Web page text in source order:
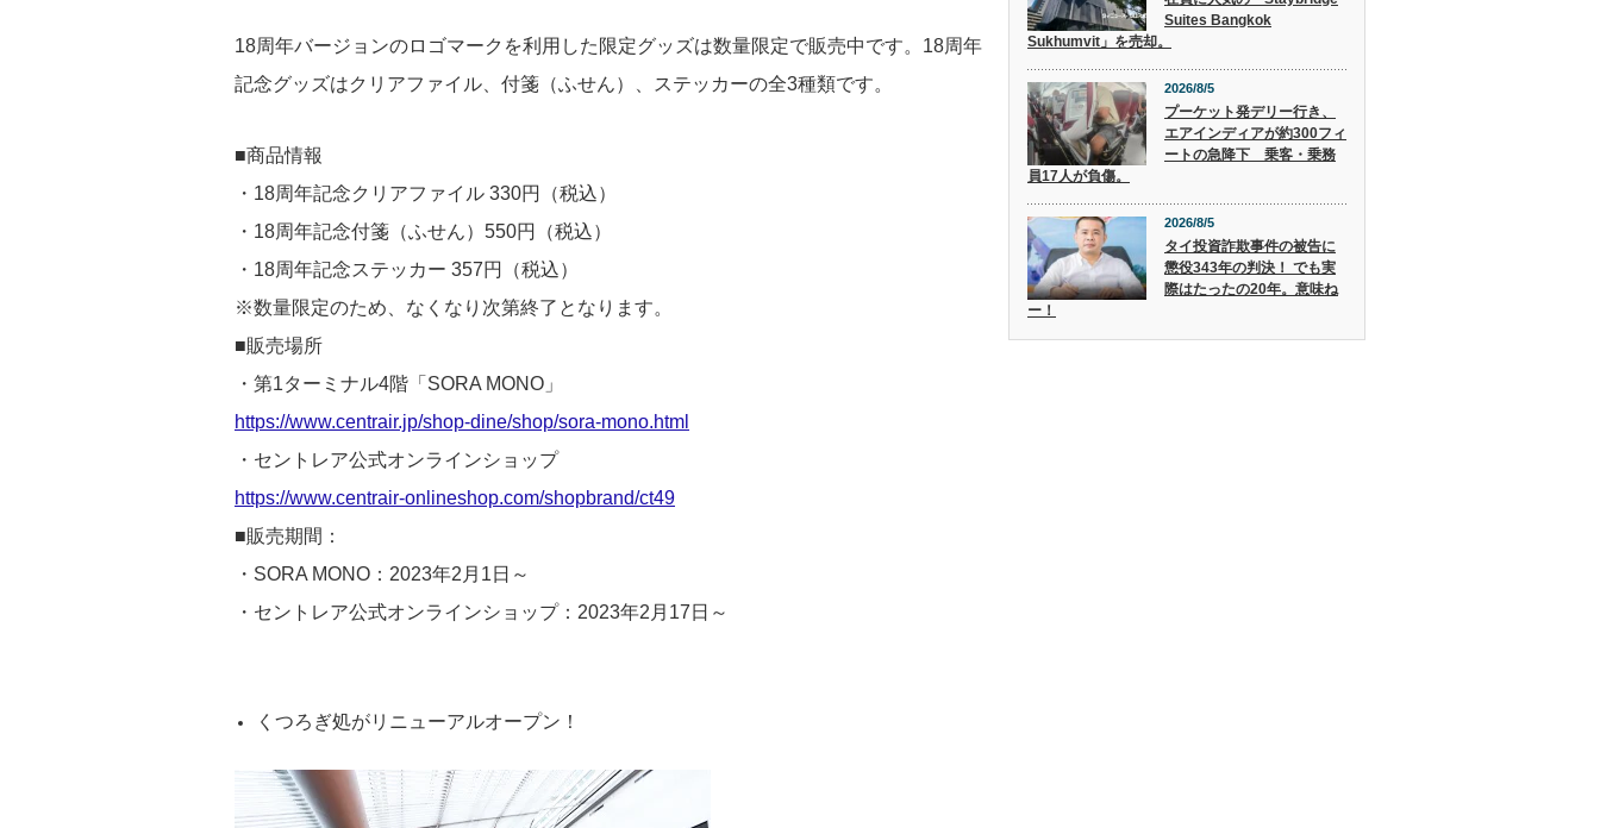
18周年バージョンのロゴマークを利用した限定グッズは数量限定で販売中です。18周年
記念グッズはクリアファイル、付箋（ふせん）、ステッカーの全3種類です。
■商品情報
・18周年記念クリアファイル 330円（税込）
・18周年記念付箋（ふせん）550円（税込）
・18周年記念ステッカー 357円（税込）
※数量限定のため、なくなり次第終了となります。
■販売場所
・第1ターミナル4階「SORA MONO」
https://www.centrair.jp/shop-dine/shop/sora-mono.html
・セントレア公式オンラインショップ
https://www.centrair-onlineshop.com/shopbrand/ct49
■販売期間：
・SORA MONO：2023年2月1日～
・セントレア公式オンラインショップ：2023年2月17日～
​くつろぎ処がリニューアルオープン！
Suites Bangkok
Sukhumvit」を売却。
2026/8/5
プーケット発デリー行き、
エアインディアが約300フィ
ートの急降下 乗客・乗務
員17人が負傷。
2026/8/5
タイ投資詐欺事件の被告に
懲役343年の判決！ でも実
際はたったの20年。意味ね
ー！